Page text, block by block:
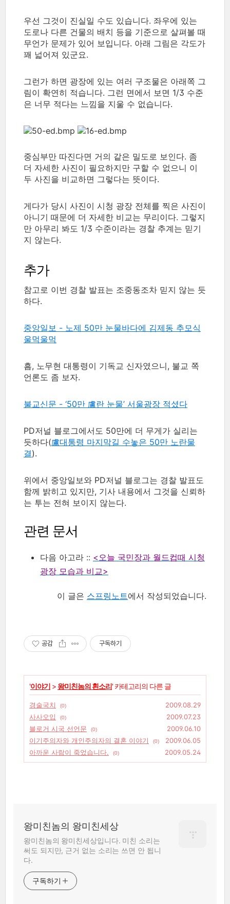
우선 그것이 진실일 수도 있습니다. 좌우에 있는
도로나 다른 건물의 배치 등을 기준으로 살펴볼 때
무언가 문제가 있어 보입니다. 아래 그림은 각도가
꽤 넓어져 있군요.
그런가 하면 광장에 있는 여러 구조물은 아래쪽 그
림이 확연히 적습니다. 그런 면에서 보면 1/3 수준
은 너무 적다는 느낌을 지울 수 없습니다.
중심부만 따진다면 거의 같은 밀도로 보인다. 좀
더 자세한 사진이 필요하지만 구할 수 없으니 이
두 사진을 비교하면 그렇다는 뜻이다.
게다가 당시 사진이 시청 광장 전체를 찍은 사진이
아니기 때문에 더 자세한 비교는 무리이다. 그렇지
만 아무리 봐도 1/3 수준이라는 경찰 추계는 믿기
지 않는다.
추가
참고로 이번 경찰 발표는 조중동조차 믿지 않는 듯
하다.
중앙일보 - 노제 50만 눈물바다에 김제동 추모식
울먹울먹
흠, 노무현 대통령이 기독교 신자였으니, 불교 쪽
언론도 좀 보자.
불교신문 - ‘50만 盧란 눈물’ 서울광장 적셨다
PD저널 블로그에서도 50만에 더 무게가 실리는
듯하다(盧대통령 마지막길 수놓은 50만 노란물
결).
위에서 중앙일보와 PD저널 블로그는 경찰 발표도
함께 밝히고 있지만, 기사 내용에서 그것을 신뢰하
는 투는 전혀 보이지 않는다.
관련 문서
다음 아고라 :: <오늘 국민장과 월드컵때 시청
광장 모습과 비교>
이 글은 스프링노트에서 작성되었습니다.
공감 구독하기
'이야기 > 왕미친놈의 흰소리' 카테고리의 다른 글
경술국치 (0)
2009.08.29
사사오입
(0)
2009.07.23
블로거 시국 선언문
(0)
2009.06.10
이기주의자와 개인주의자의 결혼 이야기
(0)
2009.06.05
아까운 사람이 죽었습니다.
(0) 2009.05.24
왕미친놈의 왕미친세상
왕미친놈의 왕미친세상입니다. 미친 소리는
써도 되지만, 근거 없는 소리는 쓰면 안 됩니
다.
구독하기